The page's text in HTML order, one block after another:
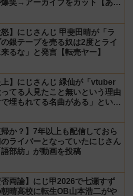
爆笑→アーカイブをカット【あら
怒】にじさんじ 甲斐田晴が「ラ
銀テープを売る奴は2度とライ
るな」と発言【転売ヤー】
上】にじさんじ 緑仙が「vtuber
てる人見たこと無いという理由
埋もれてる名曲がある」という
帰か？】7年以上も配信しておら
ライバーとなっていたにじさん
語部紡」が動画を投稿
否両論】にじ甲2026で七瀬すず
晴高校に転生OB山本浩二がや